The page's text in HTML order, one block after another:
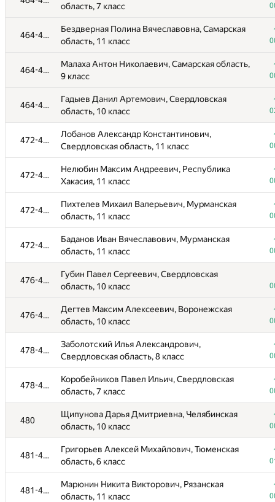
область, 7 класс
464-471
Бездверная Полина Вячеславовна, Самарская
область, 11 класс
464-471
Малаха Антон Николаевич, Самарская область,
9 класс
464-471
Гадыев Данил Артемович, Свердловская
область, 10 класс
472-475
Лобанов Александр Константинович,
Свердловская область, 11 класс
472-475
Нелюбин Максим Андреевич, Республика
Хакасия, 11 класс
472-475
Пихтелев Михаил Валерьевич, Мурманская
область, 11 класс
472-475
Баданов Иван Вячеславович, Мурманская
область, 11 класс
476-477
Губин Павел Сергеевич, Свердловская
область, 10 класс
476-477
Дегтев Максим Алексеевич, Воронежская
область, 10 класс
478-479
Заболотский Илья Александрович,
Свердловская область, 8 класс
478-479
Коробейников Павел Ильич, Свердловская
область, 7 класс
480
Щипунова Дарья Дмитриевна, Челябинская
область, 10 класс
481-482
Григорьев Алексей Михайлович, Тюменская
область, 6 класс
481-482
Марюнин Никита Викторович, Рязанская
область, 11 класс
класс
Сайгаков Александр Сергеевич,
Нижегородская область, 10 класс
Щербо Екатерина Алексеевна, Свердловская
область, 8 класс
Денисов Георгий Валентинович, Омская
область, 7 класс
Иванищев Антон Сергеевич, Тюменская
область, 8 класс
Назарова Мария Александровна, Самарская
область, 11 класс
область, 9 класс
Таратушкин Александр Андреевич , Санкт-
Петербург, 10 класс
Долгова Таисия Николаевна, Свердловская
область, 9 класс
Болотов Семён Владимирович, Свердловская
область, 9 класс
Канторович Лев Яковлевич, Свердловская
область, 7 класс
Рожкова Полина Максимовна, Свердловская
область, 9 класс